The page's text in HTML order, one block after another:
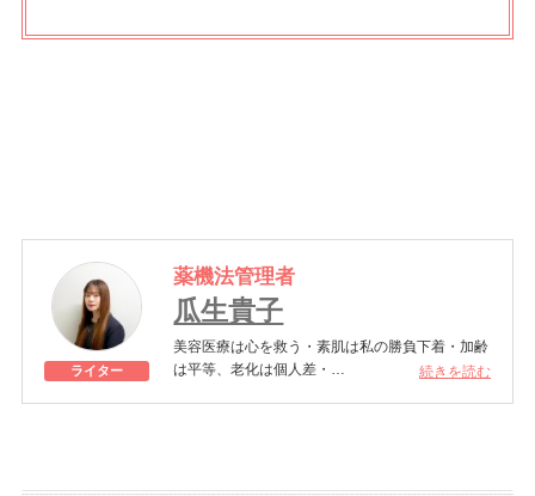
ライター
薬機法管理者
瓜生貴子
美容医療は心を救う・素肌は私の勝負下着・加齢
は平等、老化は個人差・
続きを読む